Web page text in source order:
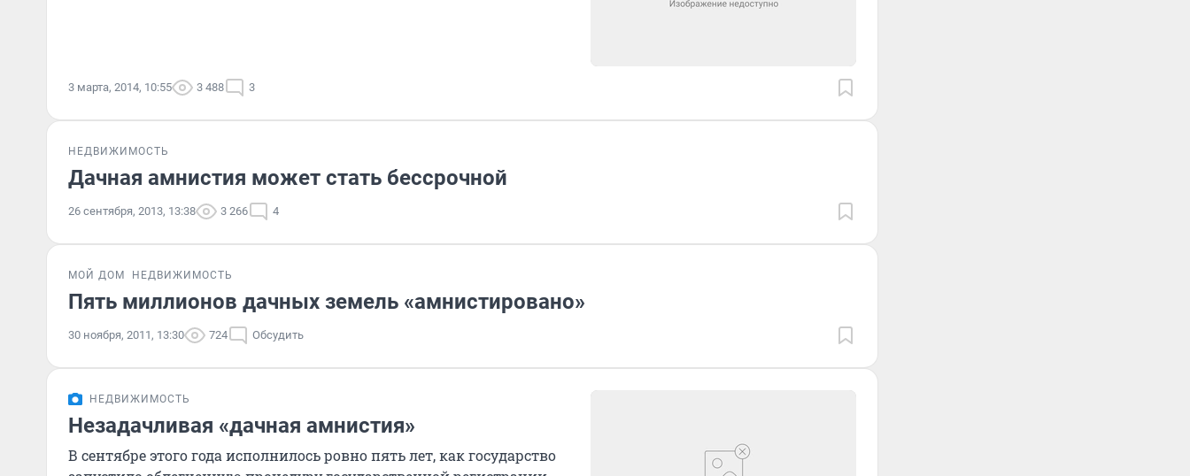
3 марта, 2014, 10:55 3 488 3
НЕДВИЖИМОСТЬ
Дачная амнистия может стать бессрочной
26 сентября, 2013, 13:38 3 266 4
МОЙ ДОМ НЕДВИЖИМОСТЬ
Пять миллионов дачных земель «амнистировано»
30 ноября, 2011, 13:30 724 Обсудить
НЕДВИЖИМОСТЬ
Незадачливая «дачная амнистия»
В сентябре этого года исполнилось ровно пять лет, как государство